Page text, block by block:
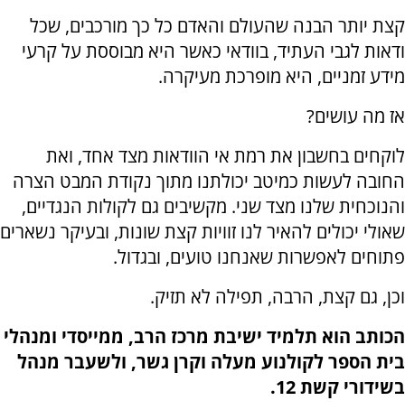
קצת יותר הבנה שהעולם והאדם כל כך מורכבים, שכל
ודאות לגבי העתיד, בוודאי כאשר היא מבוססת על קרעי
מידע זמניים, היא מופרכת מעיקרה.
אז מה עושים?
לוקחים בחשבון את רמת אי הוודאות מצד אחד, ואת
החובה לעשות כמיטב יכולתנו מתוך נקודת המבט הצרה
והנוכחית שלנו מצד שני. מקשיבים גם לקולות הנגדיים,
שאולי יכולים להאיר לנו זוויות קצת שונות, ובעיקר נשארים
פתוחים לאפשרות שאנחנו טועים, ובגדול.
וכן, גם קצת, הרבה, תפילה לא תזיק.
הכותב הוא תלמיד ישיבת מרכז הרב, ממייסדי ומנהלי
בית הספר לקולנוע מעלה וקרן גשר, ולשעבר מנהל
בשידורי קשת 12.